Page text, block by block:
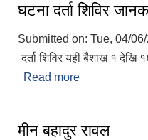
घटना दर्ता शिविर
Submitted on: Tue, 04/
दर्ता शिविर यही बैशाख १
Read more
मीन बहादुर रावल